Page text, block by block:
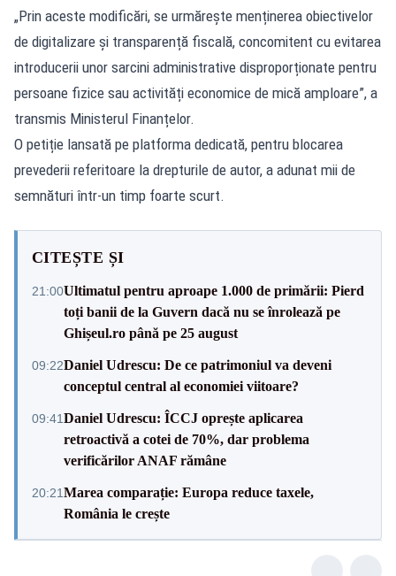
„Prin aceste modificări, se urmărește menținerea obiectivelor
de digitalizare și transparență fiscală, concomitent cu evitarea
introducerii unor sarcini administrative disproporționate pentru
persoane fizice sau activități economice de mică amploare”, a
transmis Ministerul Finanțelor.
O petiție lansată pe platforma dedicată, pentru blocarea
prevederii referitoare la drepturile de autor, a adunat mii de
semnături într‑un timp foarte scurt.
CITEȘTE ȘI
21:00Ultimatul pentru aproape 1.000 de primării: Pierd
toți banii de la Guvern dacă nu se înrolează pe
Ghișeul.ro până pe 25 august
09:22Daniel Udrescu: De ce patrimoniul va deveni
conceptul central al economiei viitoare?
09:41Daniel Udrescu: ÎCCJ oprește aplicarea
retroactivă a cotei de 70%, dar problema
verificărilor ANAF rămâne
20:21Marea comparație: Europa reduce taxele,
România le crește